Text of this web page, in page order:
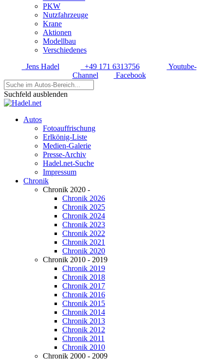
PKW
Nutzfahrzeuge
Krane
Aktionen
Modellbau
Verschiedenes
Jens Hadel
+49 171 6313756
Youtube-
Channel
Facebook
Suchfeld ausblenden
Autos
Fotoauffrischung
Erlkönig-Liste
Medien-Galerie
Presse-Archiv
Hadel.net-Suche
Impressum
Chronik
Chronik 2020 -
Chronik 2026
Chronik 2025
Chronik 2024
Chronik 2023
Chronik 2022
Chronik 2021
Chronik 2020
Chronik 2010 - 2019
Chronik 2019
Chronik 2018
Chronik 2017
Chronik 2016
Chronik 2015
Chronik 2014
Chronik 2013
Chronik 2012
Chronik 2011
Chronik 2010
Chronik 2000 - 2009